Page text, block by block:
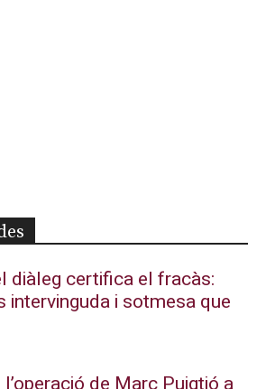
diàleg certifica el fracàs:
intervinguda i sotmesa que